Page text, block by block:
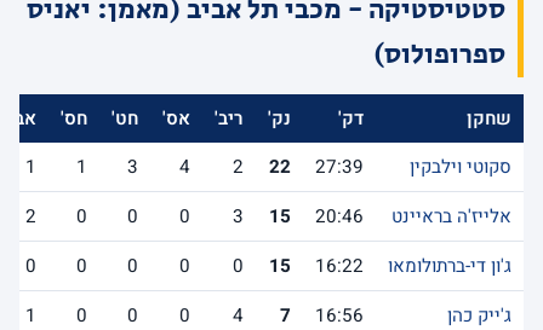
סטטיסטיקה - מכבי תל אביב (מאמן: יאניס
ספרופולוס)
שחקן דק' נק' ריב' אס' חט' חס'
אב'
סקוטי וילבקין
27:39
22
2
4
3
1
1
אלייז'ה בראיינט
20:46
15
3
0
0
0
2
ג'ון די-ברתולומאו
16:22
15
0
0
0
0
0
ג'ייק כהן
16:56
7
4
0
0
0
1